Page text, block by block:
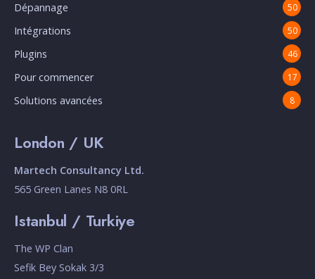
Dépannage 50
Intégrations 50
Plugins 46
Pour commencer 17
Solutions avancées 8
London / UK
Martech Consultancy Ltd.
565 Green Lanes N8 0RL
Istanbul / Turkiye
The WP Clan
Sefik Bey Sokak 3/3